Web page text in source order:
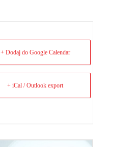
+ Dodaj do Google Calendar
+ iCal / Outlook export